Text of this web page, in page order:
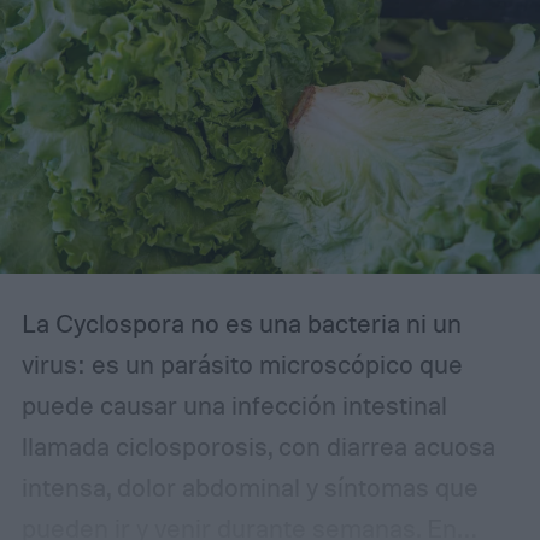
pertenecientes a la familia Microviridae.
La Cyclospora no es una bacteria ni un
virus: es un parásito microscópico que
puede causar una infección intestinal
llamada ciclosporosis, con diarrea acuosa